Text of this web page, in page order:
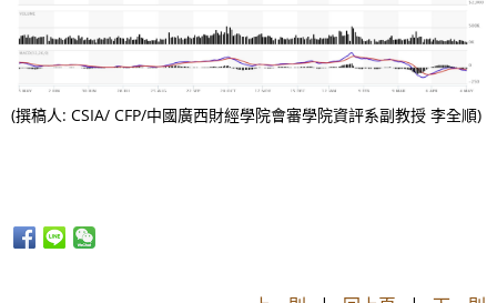
(撰稿人: CSIA/ CFP/中國廣西財經學院會審學院資評系副教授 李全順)